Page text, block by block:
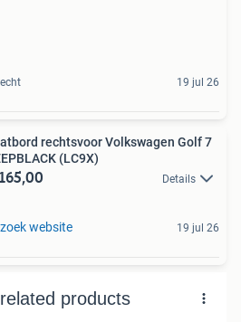
19 jul 26
rechtsvoor Volkswagen Golf 7
(LC9X)
Details
website 19 jul 26